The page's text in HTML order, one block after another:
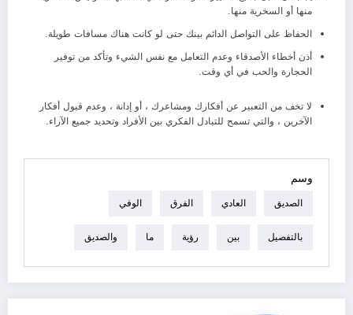
منها أو السخرية منها.
الحفاظ على التواصل الدائم بينك حتى لو كانت هناك مسافات طويلة.
أذن أخطاء الأصدقاء وعدم التعامل مع نفس الشيء وتأكد من توفير
الحجارة والحب في أي وقت.
لا تخف من التعبير عن أفكارك ومشاعرك ، أو إدانة ، وعدم قبول أفكار
الآخرين ، والتي تسمح للتبادل الفكري بين الأفراد وتحديد جميع الآراء.
وسم
الصديق العادي الفرق الوفي
بالتفصيل بين رؤية ما والصديق